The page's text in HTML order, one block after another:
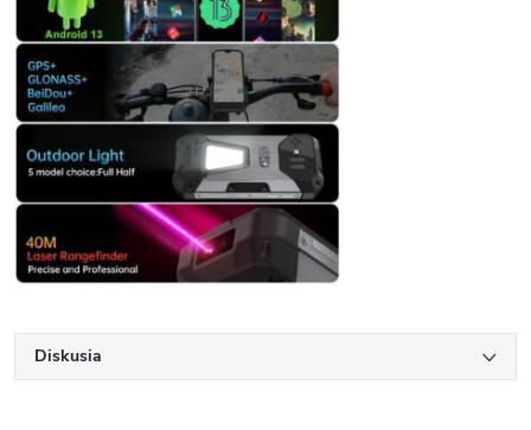
Diskusia
Powered by chaterimo